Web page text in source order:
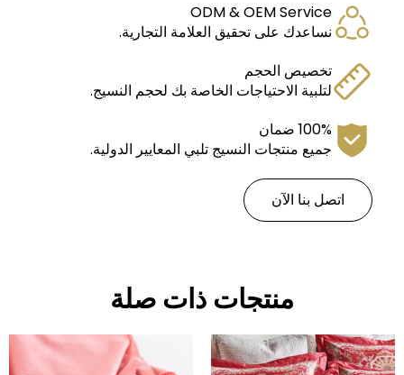
ODM & OEM Service
نساعدك على تحقيق العلامة التجارية.
تخصيص الحجم
لتلبية الاحتياجات الخاصة بك لحجم النسيج.
100% ضمان
جميع منتجات النسيج تلبي المعايير الدولية.
اتصل بنا الآن
منتجات ذات صلة